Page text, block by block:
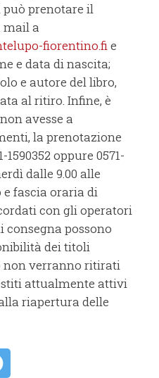
può prenotare il
mail a
fiorentino.fie
e data di nascita;
e autore del libro,
al ritiro. Infine, è
avesse a
la prenotazione
oppure 0571-
dalle 9.00 alle
e fascia oraria di
con gli operatori
consegna possono
dei titoli
non verranno ritirati
attualmente attivi
riapertura delle